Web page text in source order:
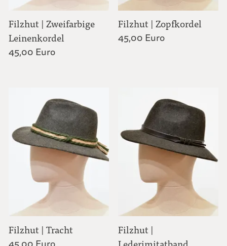
Filzhut | Zweifarbige
Leinenkordel
45,00 Euro
Filzhut | Zopfkordel
45,00 Euro
Filzhut | Tracht
Filzhut |